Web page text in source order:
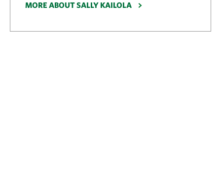
MORE ABOUT SALLY KAILOLA